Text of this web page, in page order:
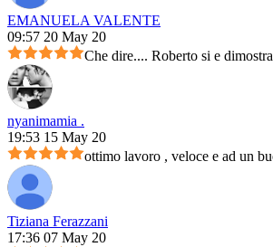
EMANUELA VALENTE
09:57 20 May 20
Che dire.... Roberto si e
nyanimamia .
19:53 15 May 20
ottimo lavoro , veloce e ad un
Tiziana Ferazzani
17:36 07 May 20